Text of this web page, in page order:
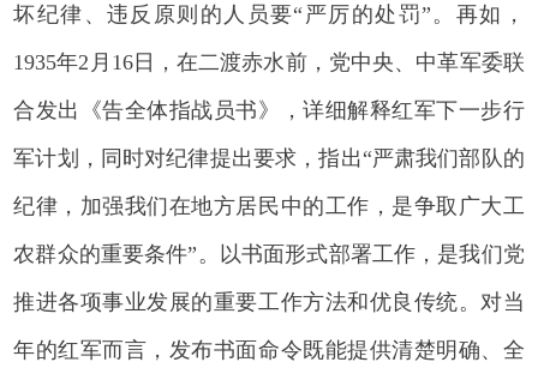
坏纪律、违反原则的人员要“严厉的处罚”。再如，
1935年2月16日，在二渡赤水前，党中央、中革军委联
合发出《告全体指战员书》，详细解释红军下一步行
军计划，同时对纪律提出要求，指出“严肃我们部队的
纪律，加强我们在地方居民中的工作，是争取广大工
农群众的重要条件”。以书面形式部署工作，是我们党
推进各项事业发展的重要工作方法和优良传统。对当
年的红军而言，发布书面命令既能提供清楚明确、全